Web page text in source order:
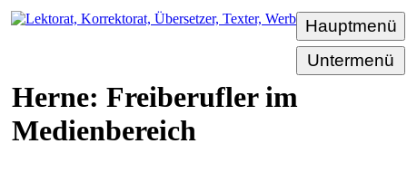
Hauptmenü
Untermenü
Herne: Freiberufler im
Medienbereich